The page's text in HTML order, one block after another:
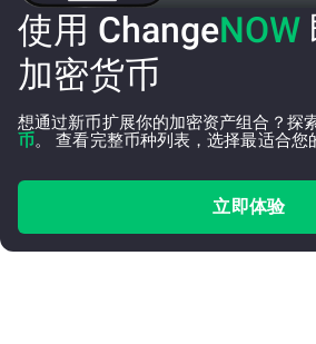
使用 ChangeNOW
加密货币
想通过新币扩展你的加密资产组合？探
币。 查看完整币种列表，选择最适合您
立即体验